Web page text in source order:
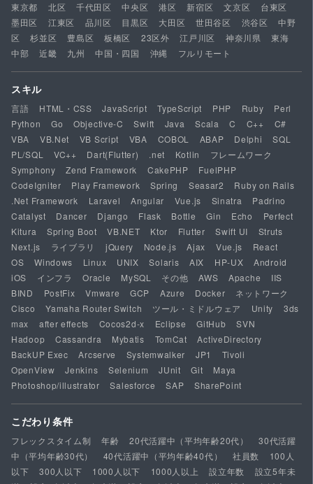
東京都
北区 千代田区 中央区 港区 新宿区 文京区
台東区
墨田区
江東区 品川区 目黒区 大田区 世田谷区 渋谷区
中野
区
杉並区 豊島区 板橋区 23区外 江戸川区 神奈川県
東海
中部
近畿 九州 中国・四国 沖縄 フルリモート
スキル
言語 HTML・CSS JavaScript TypeScript PHP Ruby
Perl
Python
Go Objective-C Swift Java Scala C C++
C#
VBA
VB.Net VB Script VBA COBOL ABAP Delphi
SQL
PL/SQL
VC++ Dart(Flutter) .net Kotlin
フレームワーク
Symphony
Zend Framework CakePHP
FuelPHP
CodeIgniter
Play Framework Spring Seasar2
Ruby on Rails
.Net Framework
Laravel Angular Vue.js Sinatra
Padrino
Catalyst
Dancer Django Flask Bottle Gin Echo
Perfect
Kitura
Spring Boot VB.NET Ktor Flutter Swift UI
Struts
Next.js
ライブラリ jQuery Node.js Ajax Vue.js
React
OS
Windows Linux UNIX Solaris AIX HP-UX
Android
iOS
インフラ Oracle MySQL その他 AWS Apache
IIS
BIND
PostFix Vmware GCP Azure Docker
ネットワーク
Cisco
Yamaha Router Switch ツール・ミドルウェア Unity
3ds
max
after effects Cocos2d-x Eclipse GitHub
SVN
Hadoop
Cassandra Mybatis TomCat
ActiveDirectory
BackUP Exec
Arcserve Systemwalker JP1
Tivoli
OpenView
Jenkins Selenium JUnit Git
Maya
Photoshop/illustrator
Salesforce SAP SharePoint
こだわり条件
フレックスタイム制 年齢 20代活躍中（平均年齢20代）
30代活躍
中（平均年齢30代）
40代活躍中（平均年齢40代） 社員数
100人
以下
300人以下 1000人以下 1000人以上 設立年数
設立5年未